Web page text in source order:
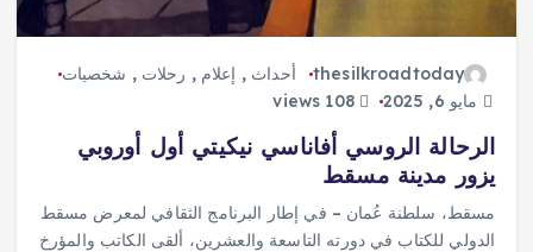
thesilkroadtoday أحداث , إعلام , رحلات , شخصيات
مايو 6, 2025
108 views
الرحالة الروسي أفاناسي نيكيتي أول أوروبي
يزور مدينة مسقط
مسقط، سلطنة عُمان – في إطار البرنامج الثقافي لمعرض مسقط
الدولي للكتاب في دورته التاسعة والعشرين، ألقى الكاتب والمؤرخ